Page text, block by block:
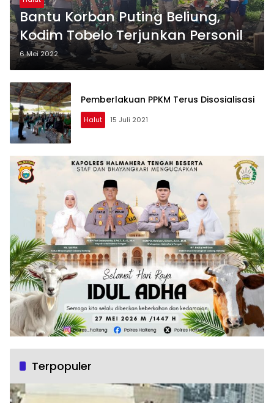
Bantu Korban Puting Beliung,
Kodim Tobelo Terjunkan Personil
6 Mei 2022
Pemberlakuan PPKM Terus Disosialisasi
Halut 15 Juli 2021
Terpopuler